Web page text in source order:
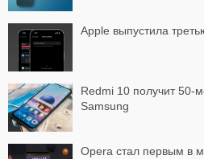
Apple выпустила
Redmi 10 получит 50-
Samsung
Opera стал первым в